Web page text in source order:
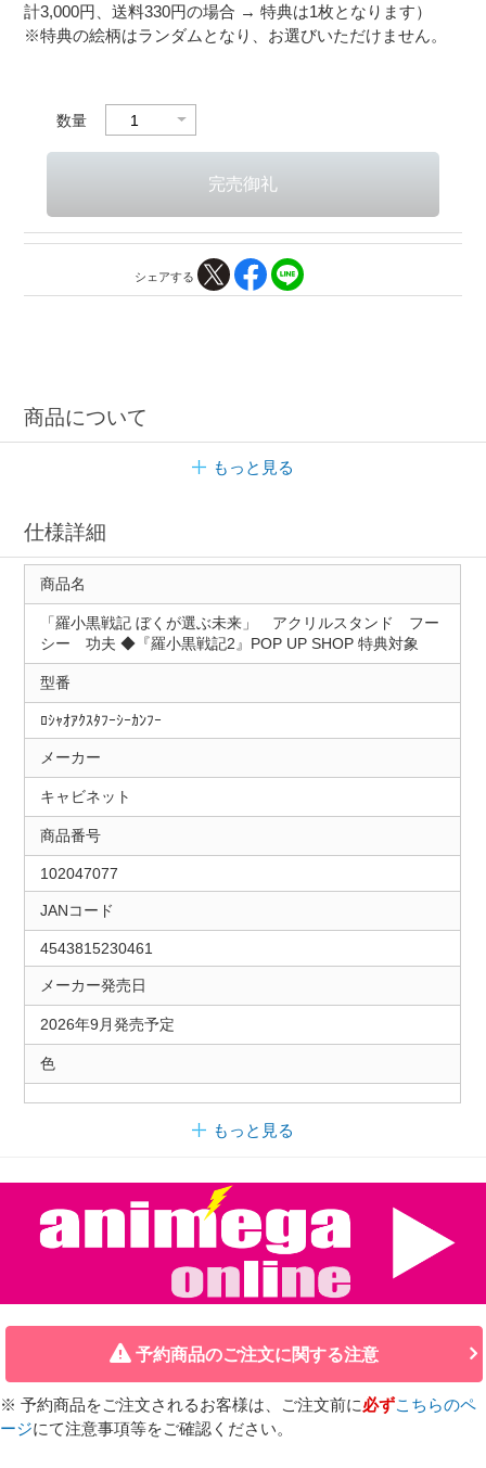
計3,000円、送料330円の場合 → 特典は1枚となります）
※特典の絵柄はランダムとなり、お選びいただけません。
数量
シェアする
商品について
もっと見る
仕様詳細
商品名
「羅小黒戦記 ぼくが選ぶ未来」 アクリルスタンド フー
シー 功夫 ◆『羅小黒戦記2』POP UP SHOP 特典対象
型番
ﾛｼｬｵｱｸｽﾀﾌｰｼｰｶﾝﾌｰ
メーカー
キャビネット
商品番号
102047077
JANコード
4543815230461
メーカー発売日
2026年9月発売予定
色
もっと見る
予約商品のご注文に関する注意
※ 予約商品をご注文されるお客様は、ご注文前に必ずこちらのペ
ージにて注意事項等をご確認ください。